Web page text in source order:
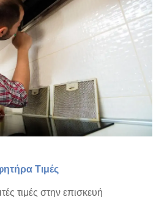
Τιμές
τιμές στην επισκευή